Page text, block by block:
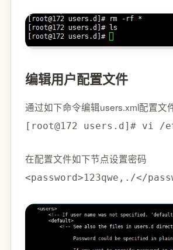
编辑用户配置文件
通过如下命令编辑users.xml配置文
[root@172 users.d]# vi /
在配置文件如下节点设置密码
<password>123qwe,./</